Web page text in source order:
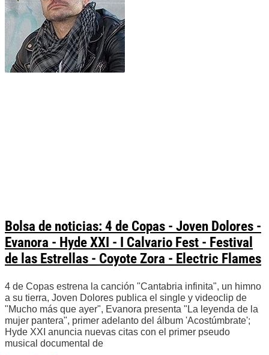
Bolsa de noticias: 4 de Copas - Joven Dolores -
Evanora - Hyde XXI - I Calvario Fest - Festival
de las Estrellas - Coyote Zora - Electric Flames
4 de Copas estrena la canción "Cantabria infinita", un himno
a su tierra, Joven Dolores publica el single y videoclip de
"Mucho más que ayer", Evanora presenta "La leyenda de la
mujer pantera", primer adelanto del álbum 'Acostúmbrate';
Hyde XXI anuncia nuevas citas con el primer pseudo
musical documental de